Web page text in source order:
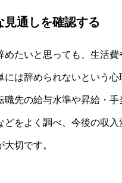
見通しを確認する
めたいと思っても、生活費
には辞められないという心
職先の給与水準や昇給・手
どをよく調べ、今後の収入
切です。